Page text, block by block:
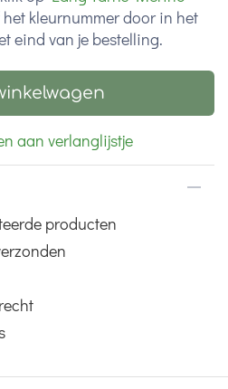
het kleurnummer door in het
eind van je bestelling.
aan verlanglijstje
producten